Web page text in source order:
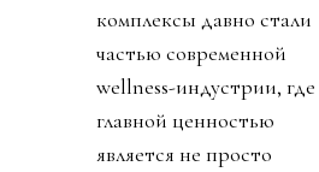
комплексы давно стали
частью современной
wellness-индустрии, где
главной ценностью
является не просто